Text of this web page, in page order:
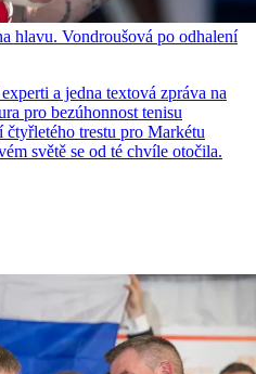
hlavu. Vondroušová po odhalení
a jedna textová zpráva na
pro bezúhonnost tenisu
trestu pro Markétu
světě se od té chvíle otočila.